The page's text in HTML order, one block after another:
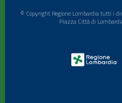
© Copyright Regione Lombardia tutti i
Piazza Città di